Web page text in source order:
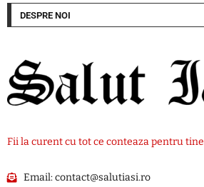
DESPRE NOI
Fii la curent cu tot ce conteaza pentru tine
Email:contact@salutiasi.ro